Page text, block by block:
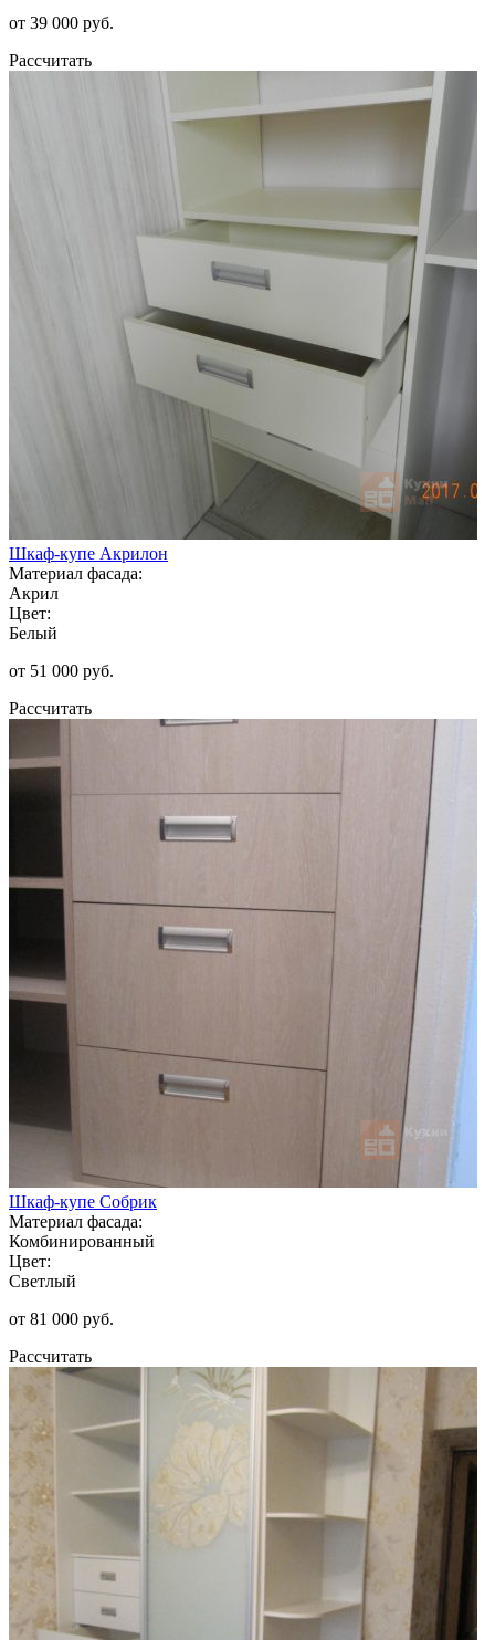
от 39 000 руб.
Рассчитать
Шкаф-купе Акрилон
Материал фасада:
Акрил
Цвет:
Белый
от 51 000 руб.
Рассчитать
Шкаф-купе Собрик
Материал фасада:
Комбинированный
Цвет:
Светлый
от 81 000 руб.
Рассчитать